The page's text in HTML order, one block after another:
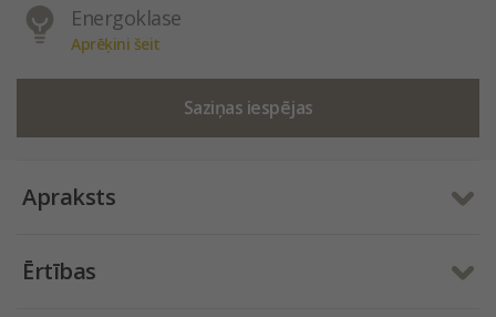
Energoklase
Aprēķini šeit
Saziņas iespējas
Apraksts
Ērtības